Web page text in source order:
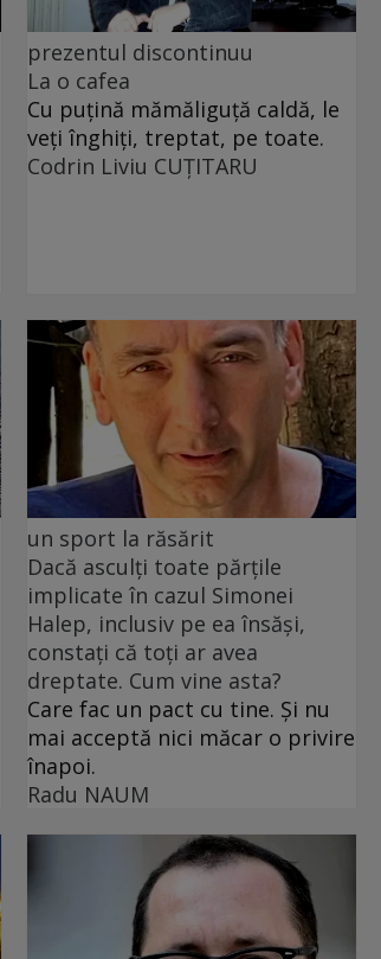
prezentul discontinuu
La o cafea
Cu puţină mămăliguţă caldă, le
veţi înghiţi, treptat, pe toate.
Codrin Liviu CUŢITARU
un sport la răsărit
Dacă asculți toate părțile
implicate în cazul Simonei
Halep, inclusiv pe ea însăși,
constați că toți ar avea
dreptate. Cum vine asta?
Care fac un pact cu tine. Și nu
mai acceptă nici măcar o privire
înapoi.
Radu NAUM